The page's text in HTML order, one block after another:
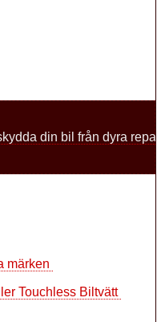
din bil från dyra
märken
Touchless Biltvätt